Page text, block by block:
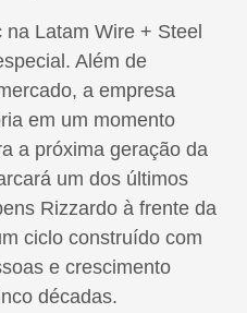
Latam Wire + Steel
Além de
a empresa
em um momento
a próxima geração da
um dos últimos
Rizzardo à frente da
ciclo construído com
e crescimento
décadas.